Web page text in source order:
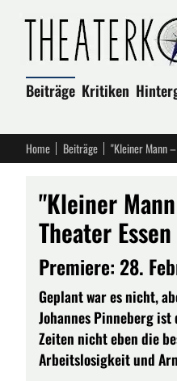
Beiträge Kritiken
Home Beiträge "Kleiner Mann
"Kleiner
Theater Essen
Premiere: 28.
Geplant war es nicht,
Johannes Pinneberg ist
Zeiten nicht eben die
Arbeitslosigkeit und